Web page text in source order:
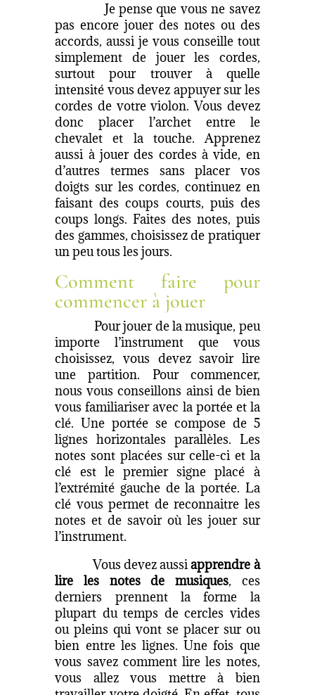
Je pense que vous ne savez
pas encore jouer des notes ou des
accords, aussi je vous conseille tout
simplement de jouer les cordes,
surtout pour trouver à quelle
intensité vous devez appuyer sur les
cordes de votre violon. Vous devez
donc placer l’archet entre le
chevalet et la touche. Apprenez
aussi à jouer des cordes à vide, en
d’autres termes sans placer vos
doigts sur les cordes, continuez en
faisant des coups courts, puis des
coups longs. Faites des notes, puis
des gammes, choisissez de pratiquer
un peu tous les jours.
Comment faire pour
commencer à jouer
Pour jouer de la musique, peu
importe l’instrument que vous
choisissez, vous devez savoir lire
une partition. Pour commencer,
nous vous conseillons ainsi de bien
vous familiariser avec la portée et la
clé. Une portée se compose de 5
lignes horizontales parallèles. Les
notes sont placées sur celle-ci et la
clé est le premier signe placé à
l’extrémité gauche de la portée. La
clé vous permet de reconnaitre les
notes et de savoir où les jouer sur
l’instrument.
Vous devez aussiapprendre à
lire les notes de musiques, ces
derniers prennent la forme la
plupart du temps de cercles vides
ou pleins qui vont se placer sur ou
bien entre les lignes. Une fois que
vous savez comment lire les notes,
vous allez vous mettre à bien